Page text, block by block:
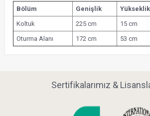
Bölüm Genişlik Yükseklik
Koltuk
225 cm 15 cm
Oturma Alanı
172 cm 53 cm
Sertifikalarımız &